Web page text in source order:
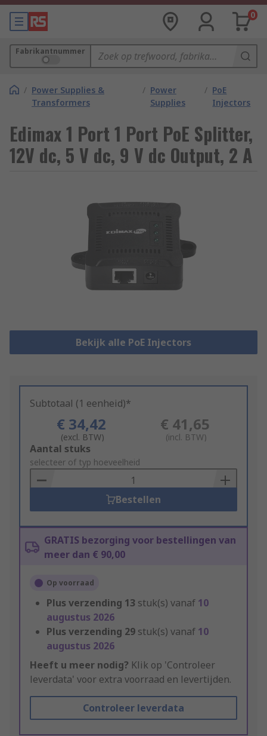
0
Fabrikantnummer
/ Power Supplies &
Transformers
/ Power
Supplies
/ PoE
Injectors
Edimax 1 Port 1 Port PoE Splitter,
12V dc, 5 V dc, 9 V dc Output, 2 A
Bekijk alle PoE Injectors
Subtotaal (1 eenheid)*
€ 34,42
(excl. BTW)
€ 41,65
(incl. BTW)
Add
to
Basket
Aantal stuks
selecteer of typ hoeveelheid
Bestellen
GRATIS bezorging voor bestellingen van
meer dan € 90,00
Op voorraad
Plus verzending 13 stuk(s) vanaf 10
augustus 2026
Plus verzending 29 stuk(s) vanaf 10
augustus 2026
Heeft u meer nodig? Klik op 'Controleer
leverdata' voor extra voorraad en levertijden.
Controleer leverdata